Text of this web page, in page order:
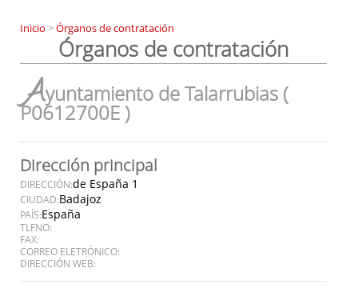
Inicio >Órganos de contratación
Órganos de contratación
Ayuntamiento de Talarrubias (
P0612700E )
Dirección principal
DIRECCIÓN:de España 1
CIUDAD:Badajoz
PAÍS:España
TLFNO:
FAX:
CORREO ELETRÓNICO:
DIRECCIÓN WEB: